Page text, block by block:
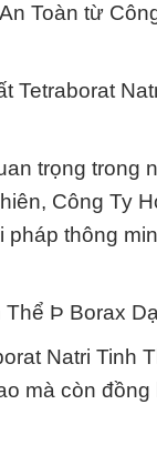
Toàn từ
Tetraborat
trọng trong
Công Ty
thông
Þ Borax
Natri Tinh
mà còn đồng